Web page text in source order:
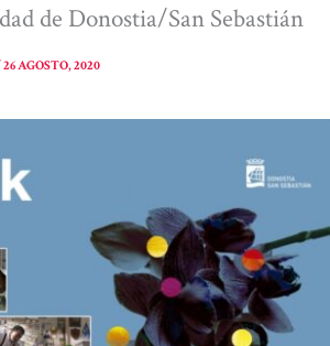
de Donostia/San Sebastián
26 AGOSTO, 2020